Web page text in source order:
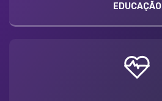
EDUCAÇÃO